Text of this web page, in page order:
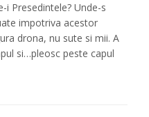
i Presedintele? Unde-s
impotriva acestor
drona, nu sute si mii. A
si…pleosc peste capul